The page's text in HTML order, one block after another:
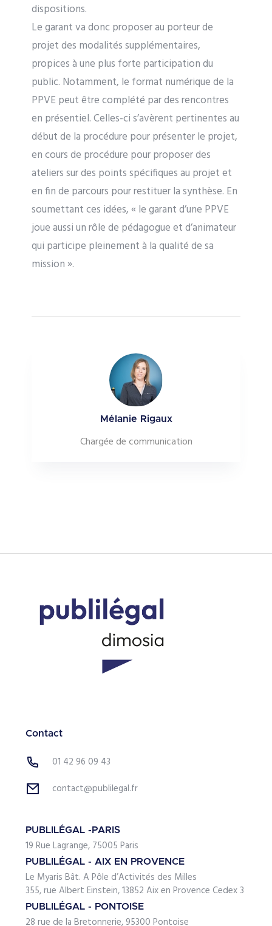
dispositions.
Le garant va donc proposer au porteur de
projet des modalités supplémentaires,
propices à une plus forte participation du
public. Notamment, le format numérique de la
PPVE peut être complété par des rencontres
en présentiel. Celles-ci s’avèrent pertinentes au
début de la procédure pour présenter le projet,
en cours de procédure pour proposer des
ateliers sur des points spécifiques au projet et
en fin de parcours pour restituer la synthèse. En
soumettant ces idées, « le garant d’une PPVE
joue aussi un rôle de pédagogue et d’animateur
qui participe pleinement à la qualité de sa
mission ».
Mélanie Rigaux
Chargée de communication
Contact
01 42 96 09 43
contact@publilegal.fr
PUBLILÉGAL -PARIS
19 Rue Lagrange, 75005 Paris
PUBLILÉGAL - AIX EN PROVENCE
Le Myaris Bât. A Pôle d’Activités des Milles
355, rue Albert Einstein, 13852 Aix en Provence Cedex 3
PUBLILÉGAL - PONTOISE
28 rue de la Bretonnerie, 95300 Pontoise